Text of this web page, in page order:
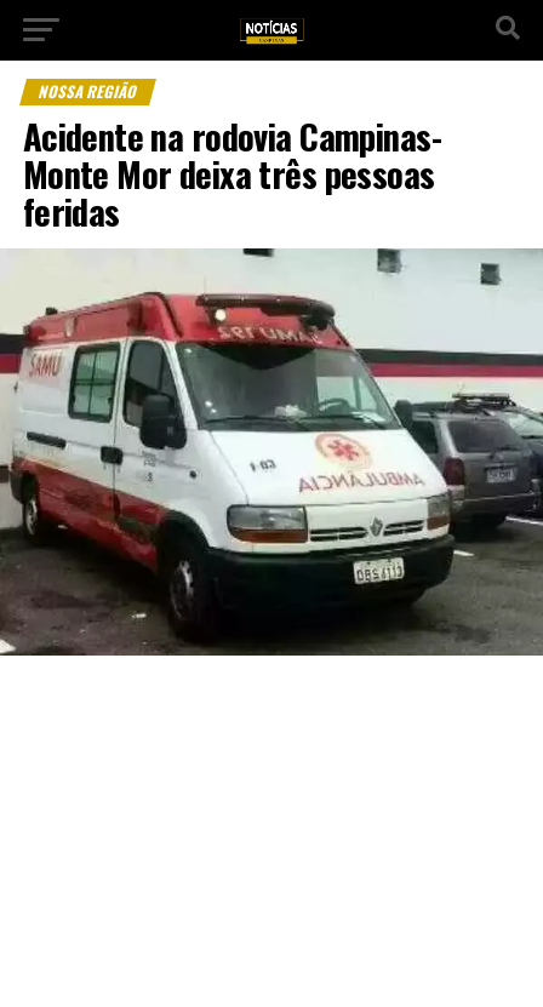
NOSSA REGIÃO
Acidente na rodovia Campinas-
Monte Mor deixa três pessoas
feridas